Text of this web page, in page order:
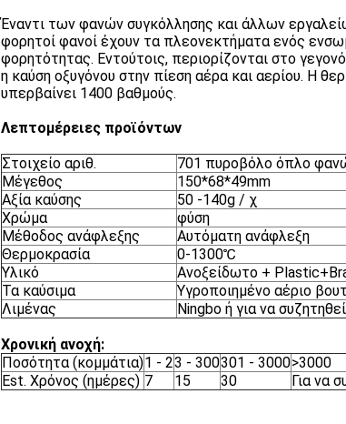
Έναντι των φανών συγκόλλησης και άλλων
φορητοί φανοί έχουν τα πλεονεκτήματα ενός
φορητότητας. Εντούτοις, περιορίζονται στο
η καύση οξυγόνου στην πίεση αέρα και αερίου. Η
υπερβαίνει 1400 βαθμούς.
Λεπτομέρειες προϊόντων
Στοιχείο αριθ.
701 πυροβόλο όπλο
Μέγεθος
150*68*49mm
Αξία καύσης
50 -140g / χ
Χρώμα
φύση
Μέθοδος ανάφλεξης
Αυτόματη ανάφλεξη
Θερμοκρασία
0-1300℃
Υλικό
Ανοξείδωτο +
Τα καύσιμα
Υγροποιημένο αέριο
Λιμένας
Ningbo ή για να συζητηθεί
Χρονική ανοχή:
Ποσότητα (κομμάτια)1 - 23 - 300301 - 3000>3000
Est. Χρόνος (ημέρες) 7 15 30 Για να